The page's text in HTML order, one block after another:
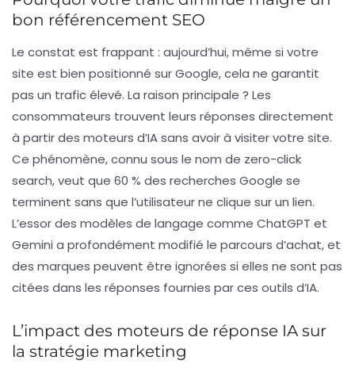
bon référencement SEO
Le constat est frappant : aujourd’hui, même si votre
site est bien positionné sur Google, cela ne garantit
pas un trafic élevé. La raison principale ? Les
consommateurs trouvent leurs réponses directement
à partir des moteurs d’IA sans avoir à visiter votre site.
Ce phénomène, connu sous le nom de zero-click
search, veut que 60 % des recherches Google se
terminent sans que l’utilisateur ne clique sur un lien.
L’essor des modèles de langage comme ChatGPT et
Gemini a profondément modifié le parcours d’achat, et
des marques peuvent être ignorées si elles ne sont pas
citées dans les réponses fournies par ces outils d’IA.
L’impact des moteurs de réponse IA sur
la stratégie marketing